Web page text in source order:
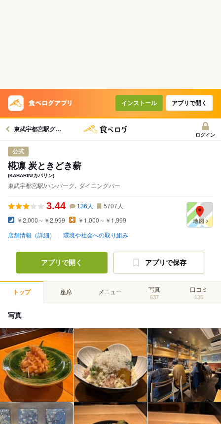
インストール アプリで開く
東武宇都宮駅グルメへ
ログイン
公式
椛凛 炭ときどき薪
(KABARIN/カバリン)
東武宇都宮駅/ハンバーグ､ ダイニングバー
3.44 136 人 5707 人
￥2,000～￥2,999 ￥1,000～￥1,999
店舗情報（詳細） 環境や社会への取り組み
アプリで開く アプリで保存
トップ 座席 メニュー 写真
637
口コミ
136
写真